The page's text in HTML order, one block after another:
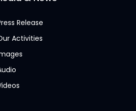
Release
Activities